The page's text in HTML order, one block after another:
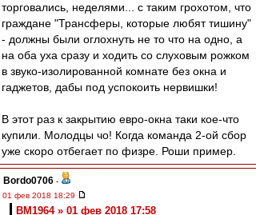
торговались, неделями... с таким грохотом, что
граждане "Трансферы, которые любят тишину"
- должны были оглохнуть не то что на одно, а
на оба уха сразу и ходить со слуховым рожком
в звуко-изолированной комнате без окна и
гаджетов, дабы под успокоить нервишки!
В этот раз к закрытию евро-окна таки кое-что
купили. Молодцы чо! Когда команда 2-ой сбор
уже скоро отбегает по физре. Роши пример.
Bordo0706 -
01 фев 2018 18:29
BM1964 » 01 фев 2018 17:58